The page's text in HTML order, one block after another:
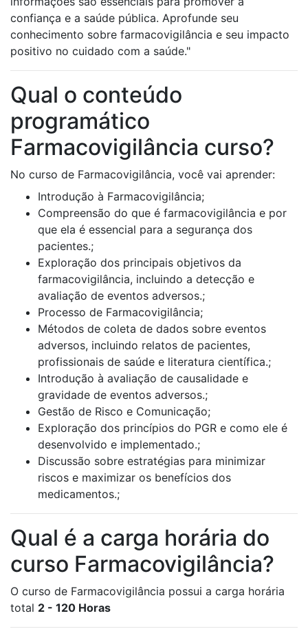
confiança e a saúde pública. Aprofunde seu
conhecimento sobre farmacovigilância e seu impacto
positivo no cuidado com a saúde."
Qual o conteúdo
programático
Farmacovigilância curso?
No curso de Farmacovigilância, você vai aprender:
Introdução à Farmacovigilância;
Compreensão do que é farmacovigilância e por
que ela é essencial para a segurança dos
pacientes.;
Exploração dos principais objetivos da
farmacovigilância, incluindo a detecção e
avaliação de eventos adversos.;
Processo de Farmacovigilância;
Métodos de coleta de dados sobre eventos
adversos, incluindo relatos de pacientes,
profissionais de saúde e literatura científica.;
Introdução à avaliação de causalidade e
gravidade de eventos adversos.;
Gestão de Risco e Comunicação;
Exploração dos princípios do PGR e como ele é
desenvolvido e implementado.;
Discussão sobre estratégias para minimizar
riscos e maximizar os benefícios dos
medicamentos.;
Qual é a carga horária do
curso Farmacovigilância?
O curso de Farmacovigilância possui a carga horária
total 2 - 120 Horas